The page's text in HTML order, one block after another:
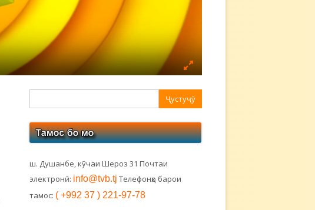
боковая
ш. Душанбе, кӯчаи Шероз 31 Почтаи
электронӣ: info@tvb.tj Телефонҳо барои
тамос: ( +992 37 ) 221-97-78